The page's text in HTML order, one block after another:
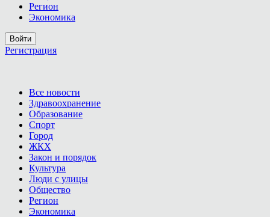
Регион
Экономика
Войти
Регистрация
Все новости
Здравоохранение
Образование
Спорт
Город
ЖКХ
Закон и порядок
Культура
Люди с улицы
Общество
Регион
Экономика